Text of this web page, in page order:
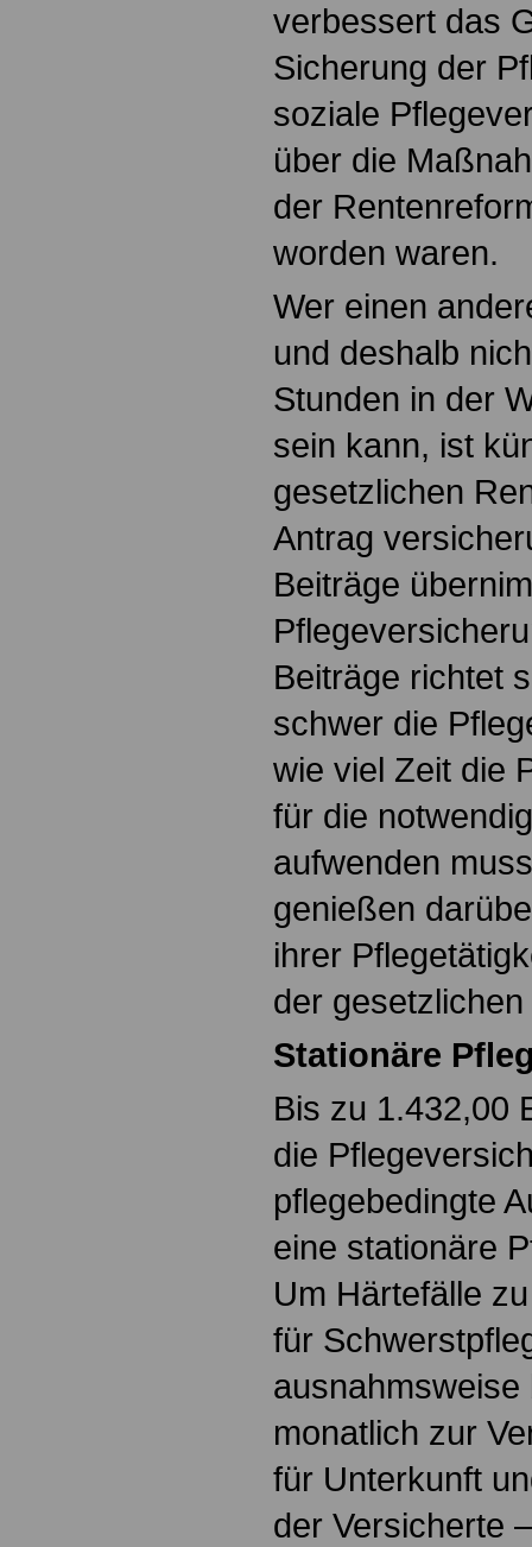
verbessert das
Sicherung der
soziale
über die
der
worden waren.
Wer einen
und deshalb
Stunden in der
sein kann, ist
gesetzlichen
Antrag
Beiträge
Beiträge richtet
schwer die
wie viel Zeit die
für die
aufwenden
genießen
ihrer
der
Stationäre
Bis zu 1.432,00
die
pflegebedingte
eine stationäre
Um Härtefälle
für
monatlich zur
für Unterkunft
der Versicherte